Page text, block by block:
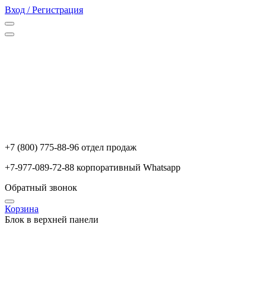
Вход / Регистрация
+7 (800) 775-88-96 отдел продаж
+7-977-089-72-88 корпоративный Whatsapp
Обратный звонок
Корзина
Блок в верхней панели